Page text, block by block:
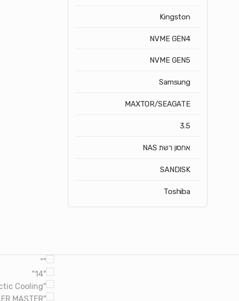
Kingston
NVME GEN4
NVME GEN5
Samsung
MAXTOR/SEAGATE
3.5
אחסון רשת NAS
SANDISK
Toshiba